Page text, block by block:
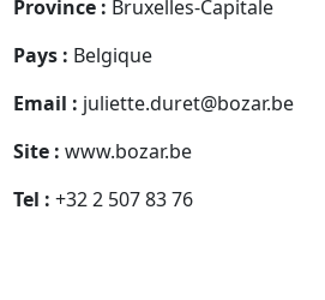
Province : Bruxelles-Capitale
Pays : Belgique
Email : juliette.duret@bozar.be
Site : www.bozar.be
Tel : +32 2 507 83 76